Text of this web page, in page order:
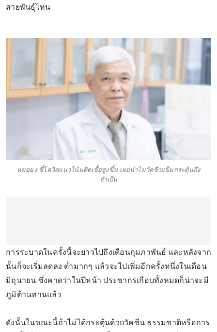
สายพันธุ์ไหน
หมอยง ชี้โควิดแนวโน้มติดเชื้อสูงขึ้น เผยทำไมวัคซีนเข็มกระตุ้นถึง
จำเป็น
การระบาดในครั้งนี้จะยาวไปถึงเดือนกุมภาพันธ์ และหลังจาก
นั้นก็จะเริ่มลดลง ต่ำมากๆ แล้วจะไปเพิ่มอีกครั้งหนึ่งในเดือน
มิถุนายน ซึ่งคาดว่าในปีหน้า ประชากรเกือบทั้งหมดก็น่าจะมี
ภูมิต้านทานแล้ว
ดังนั้นในขณะนี้ถ้าไม่ได้กระตุ้นด้วยวัคซีน ธรรมชาติหรือการ